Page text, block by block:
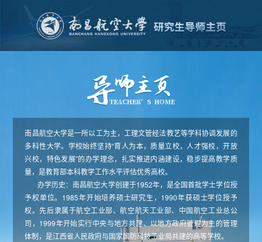
南昌航空大学是一所以工为主，工理文管经法教艺等学科协调发展的
多科性大学。学校始终坚持“育人为本，质量立校，人才强校，开放
兴校，特色发展”的办学理念，扎实推进内涵建设，稳步提高教学质
量，是教育部本科教学工作水平评估优秀高校。
办学历史：南昌航空大学创建于1952年，是全国首批学士学位授
予权单位。1985年开始培养硕士研究生，1990年获硕士学位授予
权。先后隶属于航空工业部、航空航天工业部、中国航空工业总公
司，1999年开始实行中央与地方共建、以地方政府管理为主的管理
体制，是江西省人民政府与国家国防科技工业局共建的高等学校。